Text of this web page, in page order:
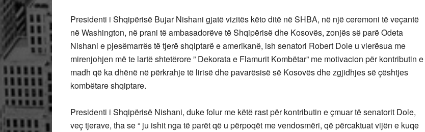
Presidenti i Shqipërisë Bujar Nishani gjatë vizitës këto ditë në SHBA, në një ceremoni të veçantë
në Washington, në prani të ambasadorëve të Shqipërisë dhe Kosovës, zonjës së parë Odeta
Nishani e pjesëmarrës të tjerë shqiptarë e amerikanë, ish senatori Robert Dole u vlerësua me
mirenjohjen më te lartë shtetërore ” Dekorata e Flamurit Kombëtar” me motivacion për kontributin e
madh që ka dhënë në përkrahje të lirisë dhe pavarësisë së Kosovës dhe zgjidhjes së çështjes
kombëtare shqiptare.
Presidenti i Shqipërisë Nishani, duke folur me këtë rast për kontributin e çmuar të senatorit Dole,
veç tjerave, tha se “ ju ishit nga të parët që u përpoqët me vendosmëri, që përcaktuat vijën e kuqe